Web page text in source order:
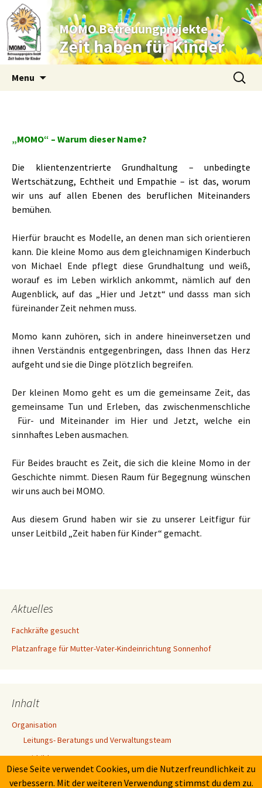
MOMO Betreuungprojekte
Zeit haben für Kinder
Menu
Suche
nach:
„MOMO“ – Warum dieser Name?
Die klientenzentrierte Grundhaltung – unbedingte
Wertschätzung, Echtheit und Empathie – ist das, worum
wir uns auf allen Ebenen des beruflichen Miteinanders
bemühen.
Hierfür braucht es Modelle, an denen man sich orientieren
kann. Die kleine Momo aus dem gleichnamigen Kinderbuch
von Michael Ende pflegt diese Grundhaltung und weiß,
worauf es im Leben wirklich ankommt, nämlich auf den
Augenblick, auf das „Hier und Jetzt“ und dasss man sich
füreinander Zeit nehmen muss.
Momo kann zuhören, sich in andere hineinversetzen und
ihnen Verständnis entgegenbringen, dass Ihnen das Herz
aufgeht und sie die Dinge plötzlich begreifen.
Der kleinen Momo geht es um die gemeinsame Zeit, das
gemeinsame Tun und Erleben, das zwischenmenschliche
Für- und Miteinander im Hier und Jetzt, welche ein
sinnhaftes Leben ausmachen.
Für Beides braucht es Zeit, die sich die kleine Momo in der
Geschichte nimmt. Diesen Raum für Begegnung wünschen
wir uns auch bei MOMO.
Aus diesem Grund haben wir sie zu unserer Leitfigur für
unser Leitbild „Zeit haben für Kinder“ gemacht.
Aktuelles
Fachkräfte gesucht
Platzanfrage für Mutter-Vater-Kindeinrichtung Sonnenhof
Inhalt
Organisation
Leitungs- Beratungs und Verwaltungsteam
Leitbild
Diese Seite verwendet Cookies, um die Nutzerfreundlichkeit zu
verbessern. Mit der weiteren Verwendung stimmst du dem zu.